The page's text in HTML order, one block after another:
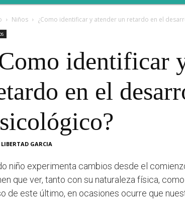
Niños ¿Como identificar y atender un retardo en el
identificar
en el
LIBERTAD GARCIA
niño experimenta cambios desde el
que ver, tanto con su naturaleza física,
de este último, en ocasiones ocurre que